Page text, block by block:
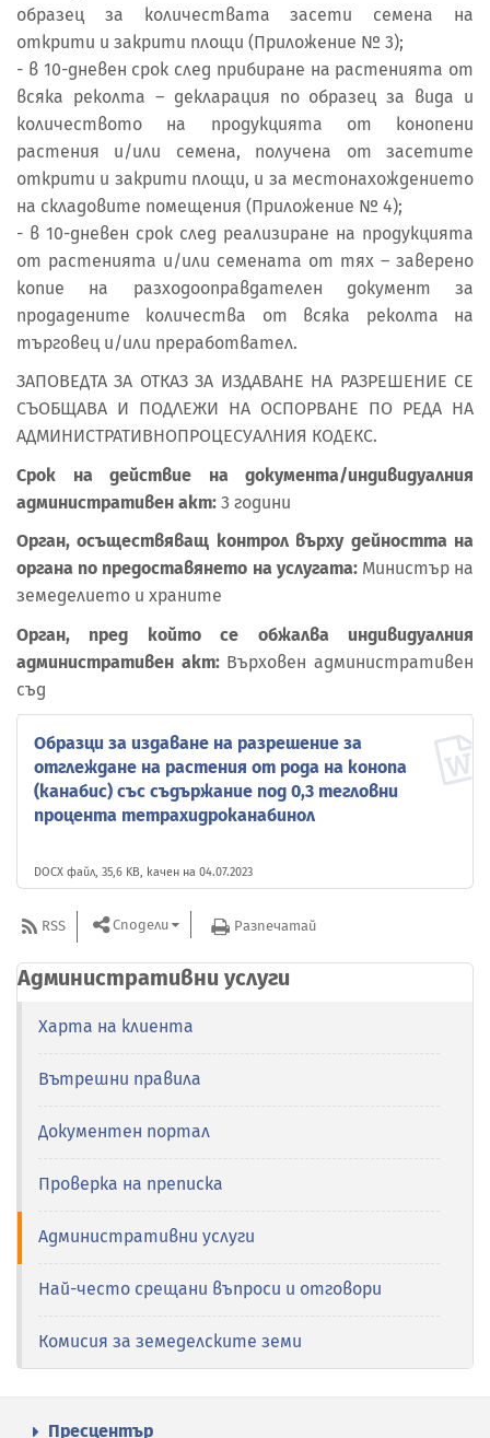
образец за количествата засети семена на
открити и закрити площи (Приложение № 3);
- в 10-дневен срок след прибиране на растенията от
всяка реколта – декларация по образец за вида и
количеството на продукцията от конопени
растения и/или семена, получена от засетите
открити и закрити площи, и за местонахождението
на складовите помещения (Приложение № 4);
- в 10-дневен срок след реализиране на продукцията
от растенията и/или семената от тях – заверено
копие на разходооправдателен документ за
продадените количества от всяка реколта на
търговец и/или преработвател.
ЗАПОВЕДТА ЗА ОТКАЗ ЗА ИЗДАВАНЕ НА РАЗРЕШЕНИЕ СЕ
СЪОБЩАВА И ПОДЛЕЖИ НА ОСПОРВАНЕ ПО РЕДА НА
АДМИНИСТРАТИВНОПРОЦЕСУАЛНИЯ КОДЕКС.
Срок на действие на документа/индивидуалния
административен акт: 3 години
Орган, осъществяващ контрол върху дейността на
органа по предоставянето на услугата:Министър на
земеделието и храните
Орган, пред който се обжалва индивидуалния
административен акт:Върховен административен
съд
Образци за издаване на разрешение за
отглеждане на растения от рода на конопа
(канабис) със съдържание под 0,3 тегловни
процента тетрахидроканабинол
DOCX файл, 35,6 KB, качен на 04.07.2023
RSS Сподели Разпечатай
Административни услуги
Харта на клиента
Вътрешни правила
Документен портал
Проверка на преписка
Административни услуги
Най-често срещани въпроси и отговори
Комисия за земеделските земи
Пресцентър